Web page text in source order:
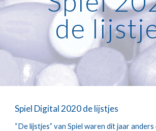
de
Spiel Digital 2020 de lijstjes
“De lijstjes” van Spiel waren dit jaar